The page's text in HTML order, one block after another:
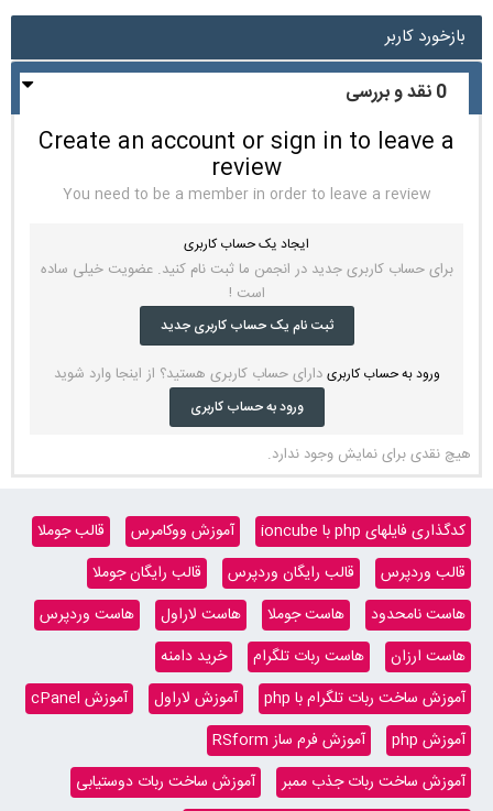
بازخورد کاربر
0 نقد و بررسی
Create an account or sign in to leave a
review
You need to be a member in order to leave a review
ایجاد یک حساب کاربری
برای حساب کاربری جدید در انجمن ما ثبت نام کنید. عضویت خیلی ساده
است !
ثبت نام یک حساب کاربری جدید
ورود به حساب کاربری دارای حساب کاربری هستید؟ از اینجا وارد شوید
ورود به حساب کاربری
هیچ نقدی برای نمایش وجود ندارد.
کدگذاری فایلهای php با ioncube آموزش ووکامرس
قالب جوملا
قالب وردپرس
قالب رایگان وردپرس
قالب رایگان جوملا
هاست نامحدود
هاست جوملا هاست لاراول
هاست وردپرس
هاست ارزان
هاست ربات تلگرام
خرید دامنه
آموزش ساخت ربات تلگرام با php
آموزش لاراول
آموزش cPanel
آموزش php
آموزش فرم ساز RSform
آموزش ساخت ربات جذب ممبر
آموزش ساخت ربات دوستیابی